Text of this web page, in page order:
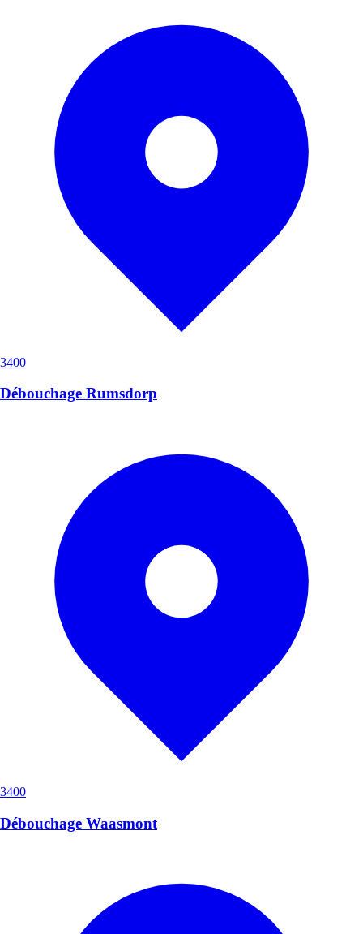
3400
Débouchage Rumsdorp
3400
Débouchage Waasmont